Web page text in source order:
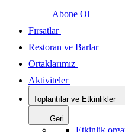
Abone Ol
Fırsatlar
Restoran ve Barlar
Ortaklarımız
Aktiviteler
Toplantılar ve Etkinlikler
Geri
Etkinlik